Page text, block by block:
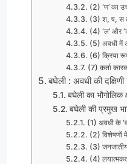
(2) ‘ण’ का
(3) श, ष, स
(4) ‘ल’ और
(5) अवधी में
(6) क्रिया
(7) कर्ता
बघेली : अवधी की दक्षिणी
बघेली का भौगोलिक
बघेली की प्रमुख
(1) अवधी के
(2) विशेषणों में
(3) जनजातीय
(4)